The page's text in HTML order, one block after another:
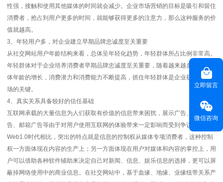
性强，接触和使用其他媒体的时间就会减少。企业市场营销的目标是吸引和留住
消费者，抢占到用户更多的时间，就能够获得更多的注意力，那么这种服务的价
值就越高。
3、年轻用户多，对企业建立早期品牌忠诚度至关重要
从社交网站用户年龄结构来看，总体呈年轻化趋势，年轻群体所占比例非常高。
年轻群体对于企业培养消费者早期品牌忠诚度至关重要，随着越来越多的年轻群
体年龄的增长，消费潜力和消费能力不断提高，抓住年轻群体是企业获得未来市
场的关键。
4、真实关系具备较好的信任基础
互联网承载的大量信息为人们获取有价值的信息带来困扰，展示广告、内容广
告、邮箱广告等由于对用户使用互联网的体验带来一定影响而受到争议。与
Web1.0时代相比，突出的特点就是信息的控制权从媒体专项消费者，这种控制
权一方面体现在内容的生产上；另一方面体现在用户对媒体和内容的掌控上，用
户可以借助各种软件辅助来决定自己对新闻、信息、娱乐信息的选择，更可以屏
蔽掉网络使用中的商业信息。在社交网站中，基于血缘、地缘、业缘纽带关系产
立即留言
微信咨询